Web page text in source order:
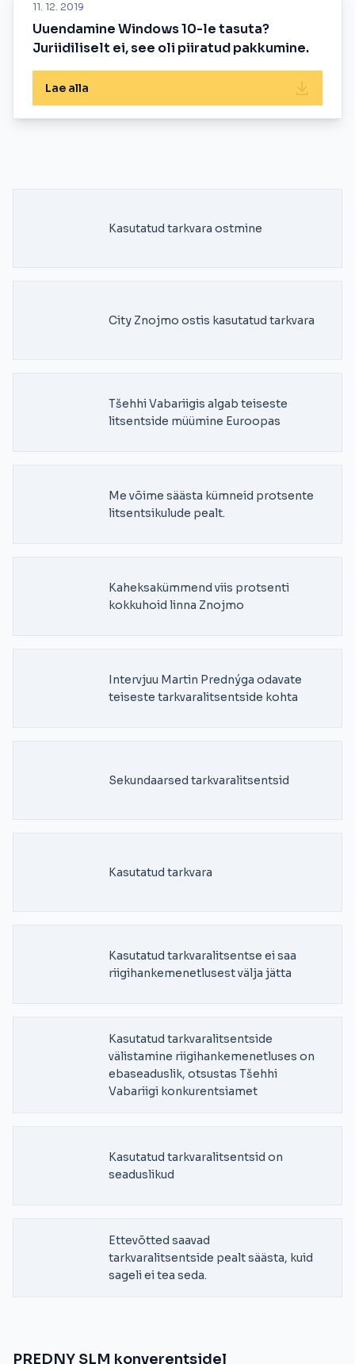
11. 12. 2019
Uuendamine Windows 10-le tasuta?
Juriidiliselt ei, see oli piiratud pakkumine.
Lae alla
Kasutatud tarkvara ostmine
City Znojmo ostis kasutatud tarkvara
Tšehhi Vabariigis algab teiseste
litsentside müümine Euroopas
Me võime säästa kümneid protsente
litsentsikulude pealt.
Kaheksakümmend viis protsenti
kokkuhoid linna Znojmo
Intervjuu Martin Prednýga odavate
teiseste tarkvaralitsentside kohta
Sekundaarsed tarkvaralitsentsid
Kasutatud tarkvara
Kasutatud tarkvaralitsentse ei saa
riigihankemenetlusest välja jätta
Kasutatud tarkvaralitsentside
välistamine riigihankemenetluses on
ebaseaduslik, otsustas Tšehhi
Vabariigi konkurentsiamet
Kasutatud tarkvaralitsentsid on
seaduslikud
Ettevõtted saavad
tarkvaralitsentside pealt säästa, kuid
sageli ei tea seda.
PREDNY SLM konverentsidel